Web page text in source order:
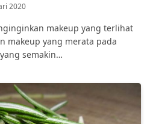
2020
makeup yang terlihat
makeup yang merata pada
semakin…